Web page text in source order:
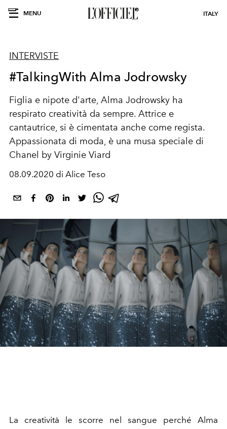
MENU ITALY
INTERVISTE
#TalkingWith Alma Jodrowsky
Figlia e nipote d'arte, Alma Jodrowsky ha
respirato creatività da sempre. Attrice e
cantautrice, si è cimentata anche come regista.
Appassionata di moda, è una musa speciale di
Chanel by Virginie Viard
08.09.2020 di Alice Teso
La creatività le scorre nel sangue perché Alma